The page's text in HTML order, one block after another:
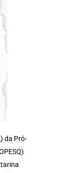
da Pró-